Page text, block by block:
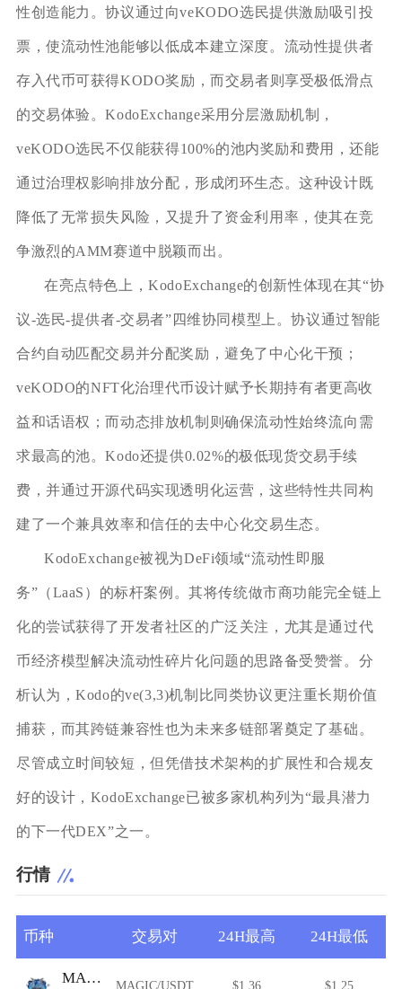
性创造能力。协议通过向veKODO选民提供激励吸引投
票，使流动性池能够以低成本建立深度。流动性提供者
存入代币可获得KODO奖励，而交易者则享受极低滑点
的交易体验。KodoExchange采用分层激励机制，
veKODO选民不仅能获得100%的池内奖励和费用，还能
通过治理权影响排放分配，形成闭环生态。这种设计既
降低了无常损失风险，又提升了资金利用率，使其在竞
争激烈的AMM赛道中脱颖而出。
在亮点特色上，KodoExchange的创新性体现在其“协
议-选民-提供者-交易者”四维协同模型上。协议通过智能
合约自动匹配交易并分配奖励，避免了中心化干预；
veKODO的NFT化治理代币设计赋予长期持有者更高收
益和话语权；而动态排放机制则确保流动性始终流向需
求最高的池。Kodo还提供0.02%的极低现货交易手续
费，并通过开源代码实现透明化运营，这些特性共同构
建了一个兼具效率和信任的去中心化交易生态。
KodoExchange被视为DeFi领域“流动性即服
务”（LaaS）的标杆案例。其将传统做市商功能完全链上
化的尝试获得了开发者社区的广泛关注，尤其是通过代
币经济模型解决流动性碎片化问题的思路备受赞誉。分
析认为，Kodo的ve(3,3)机制比同类协议更注重长期价值
捕获，而其跨链兼容性也为未来多链部署奠定了基础。
尽管成立时间较短，但凭借技术架构的扩展性和合规友
好的设计，KodoExchange已被多家机构列为“最具潜力
的下一代DEX”之一。
行情
币种 交易对 24H最高 24H最低
MAGIC MAGIC/USDT $1.36 $1.25